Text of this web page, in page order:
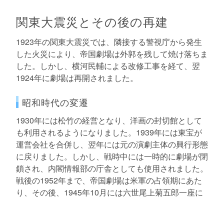
関東大震災とその後の再建
1923年の関東大震災では、隣接する警視庁から発生
した火災により、帝国劇場は外郭を残して焼け落ちま
した。しかし、横河民輔による改修工事を経て、翌
1924年に劇場は再開されました。
昭和時代の変遷
1930年には松竹の経営となり、洋画の封切館として
も利用されるようになりました。1939年には東宝が
運営会社を合併し、翌年には元の演劇主体の興行形態
に戻りました。しかし、戦時中には一時的に劇場が閉
鎖され、内閣情報部の庁舎としても使用されました。
戦後の1952年まで、帝国劇場は米軍の占領期にあた
り、その後、1945年10月には六世尾上菊五郎一座に